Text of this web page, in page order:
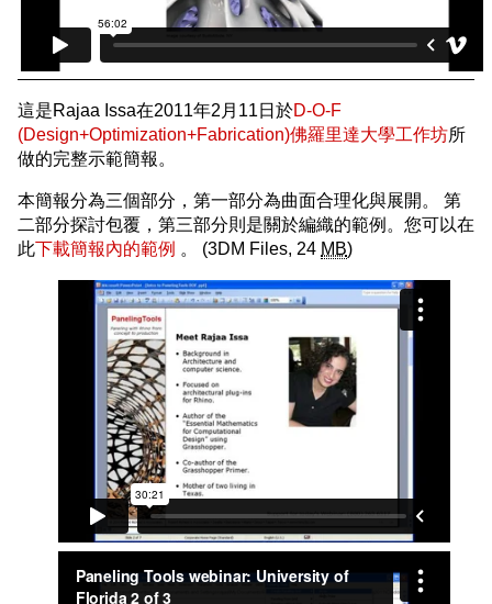
這是Rajaa Issa在2011年2月11日於D-O-F
(Design+Optimization+Fabrication)佛羅里達大學工作坊所
做的完整示範簡報。
本簡報分為三個部分，第一部分為曲面合理化與展開。 第
二部分探討包覆，第三部分則是關於編織的範例。您可以在
此下載簡報內的範例 。 (3DM Files, 24 MB)